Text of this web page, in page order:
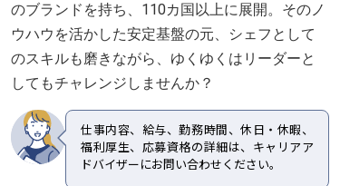
のブランドを持ち、110カ国以上に展開。そのノ
ウハウを活かした安定基盤の元、シェフとして
のスキルも磨きながら、ゆくゆくはリーダーと
してもチャレンジしませんか？
仕事内容、給与、勤務時間、休日・休暇、
福利厚生、応募資格の詳細は、キャリアア
ドバイザーにお問い合わせください。